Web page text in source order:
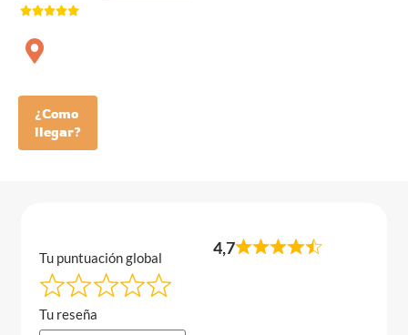
¿Como
llegar?
Tu puntuación global
Tu reseña
4,7